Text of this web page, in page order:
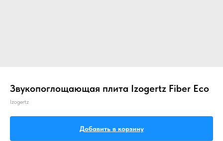
Звукопоглощающая плита Izogertz Fiber Eco
Izogertz
Добавить в корзину